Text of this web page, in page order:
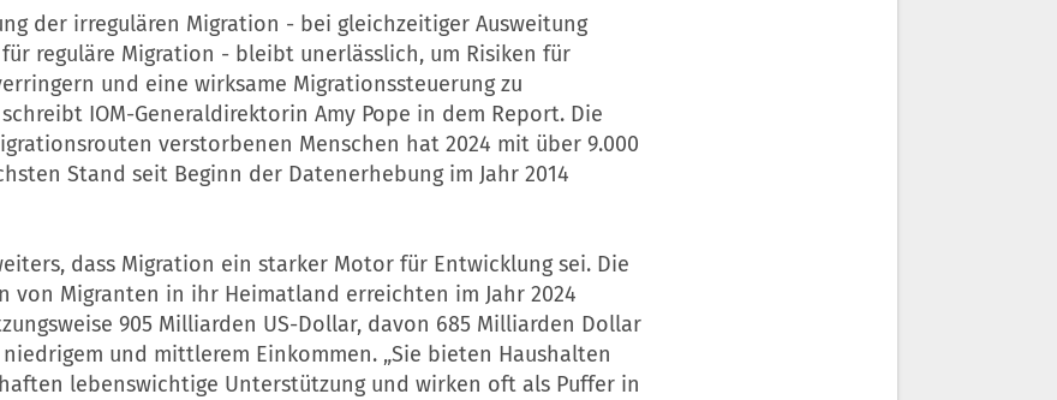
der irregulären Migration - bei gleichzeitiger Ausweitung
für reguläre Migration - bleibt unerlässlich, um Risiken für
und eine wirksame Migrationssteuerung zu
IOM-Generaldirektorin Amy Pope in dem Report. Die
verstorbenen Menschen hat 2024 mit über 9.000
Stand seit Beginn der Datenerhebung im Jahr 2014
dass Migration ein starker Motor für Entwicklung sei. Die
von Migranten in ihr Heimatland erreichten im Jahr 2024
905 Milliarden US-Dollar, davon 685 Milliarden Dollar
und mittlerem Einkommen. „Sie bieten Haushalten
lebenswichtige Unterstützung und wirken oft als Puffer in